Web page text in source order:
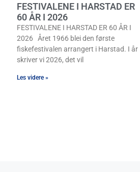
FESTIVALENE I HARSTAD ER
60 ÅR I 2026
FESTIVALENE I HARSTAD ER 60 ÅR I
2026 Året 1966 blei den første
fiskefestivalen arrangert i Harstad. I år
skriver vi 2026, det vil
Les videre »